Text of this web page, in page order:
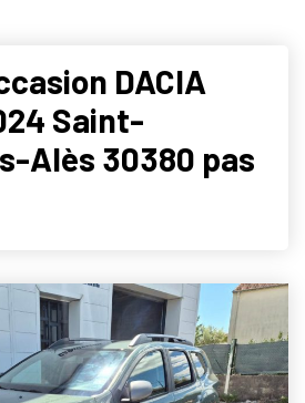
DACIA
Saint-
Alès 30380 pas